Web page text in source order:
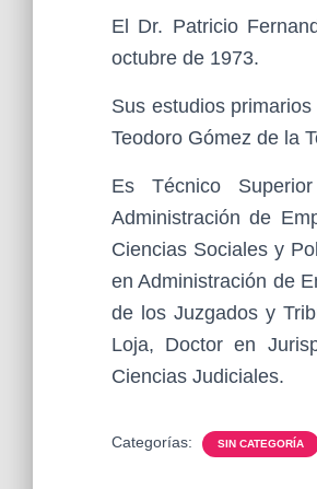
El Dr. Patricio
octubre de 1973.
Sus estudios
Teodoro Gómez de la
Es Técnico
Administración de
Ciencias Sociales y
en Administración de
de los Juzgados y
Loja, Doctor en
Ciencias Judiciales.
Categorías: SIN CATEGORÍA